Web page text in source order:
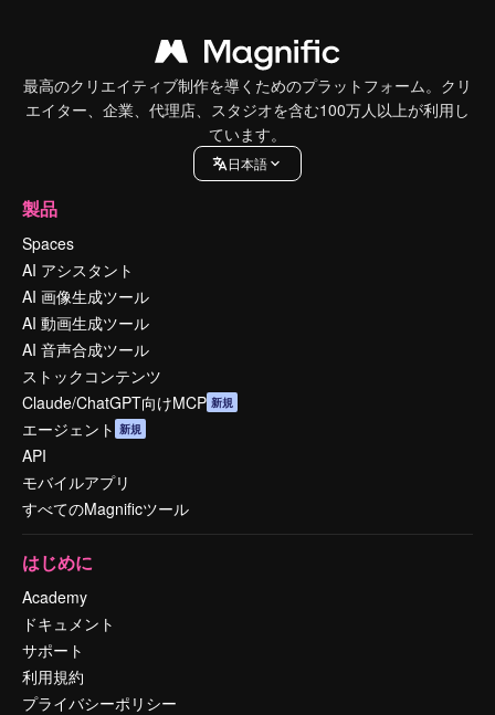
最高のクリエイティブ制作を導くためのプラットフォーム。クリ
エイター、企業、代理店、スタジオを含む100万人以上が利用し
ています。
日本語
製品
Spaces
AI アシスタント
AI 画像生成ツール
AI 動画生成ツール
AI 音声合成ツール
ストックコンテンツ
Claude/ChatGPT向けMCP 新規
エージェント 新規
API
モバイルアプリ
すべてのMagnificツール
はじめに
Academy
ドキュメント
サポート
利用規約
プライバシーポリシー